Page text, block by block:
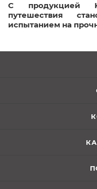
С продукцией
путешествия
испытанием на